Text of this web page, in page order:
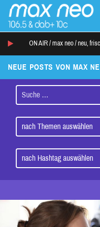
ON AIR / max neo / neu,
NEUE POSTS VON MAX